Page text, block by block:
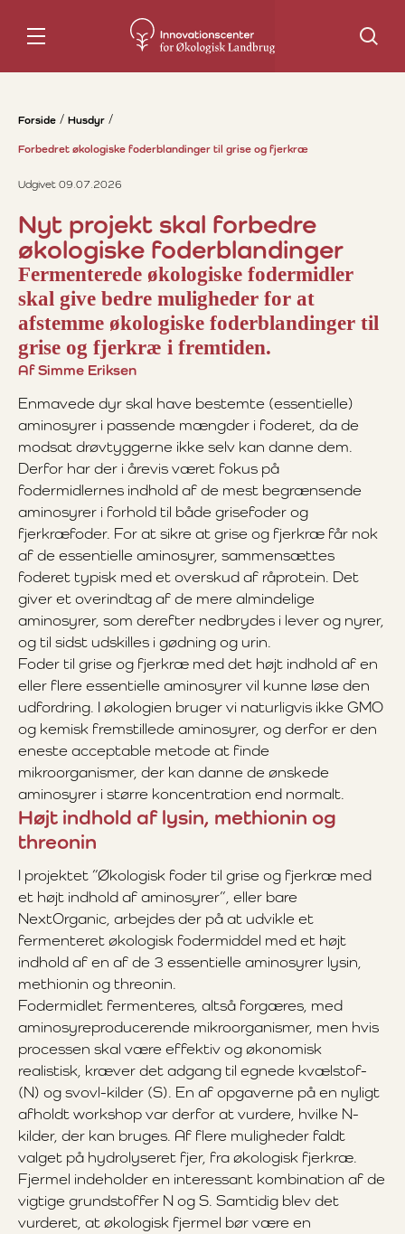
Søg
Forside Husdyr
Forbedret økologiske foderblandinger til grise og fjerkræ
Udgivet 09.07.2026
Nyt projekt skal forbedre
økologiske foderblandinger
Fermenterede økologiske fodermidler
skal give bedre muligheder for at
afstemme økologiske foderblandinger til
grise og fjerkræ i fremtiden.
Af Simme Eriksen
Enmavede dyr skal have bestemte (essentielle)
aminosyrer i passende mængder i foderet, da de
modsat drøvtyggerne ikke selv kan danne dem.
Derfor har der i årevis været fokus på
fodermidlernes indhold af de mest begrænsende
aminosyrer i forhold til både grisefoder og
fjerkræfoder. For at sikre at grise og fjerkræ får nok
af de essentielle aminosyrer, sammensættes
foderet typisk med et overskud af råprotein. Det
giver et overindtag af de mere almindelige
aminosyrer, som derefter nedbrydes i lever og nyrer,
og til sidst udskilles i gødning og urin.
Foder til grise og fjerkræ med det højt indhold af en
eller flere essentielle aminosyrer vil kunne løse den
udfordring. I økologien bruger vi naturligvis ikke GMO
og kemisk fremstillede aminosyrer, og derfor er den
eneste acceptable metode at finde
mikroorganismer, der kan danne de ønskede
aminosyrer i større koncentration end normalt.
Højt indhold af lysin, methionin og
threonin
I projektet ”Økologisk foder til grise og fjerkræ med
et højt indhold af aminosyrer”, eller bare
NextOrganic, arbejdes der på at udvikle et
fermenteret økologisk fodermiddel med et højt
indhold af en af de 3 essentielle aminosyrer lysin,
methionin og threonin.
Fodermidlet fermenteres, altså forgæres, med
aminosyreproducerende mikroorganismer, men hvis
processen skal være effektiv og økonomisk
realistisk, kræver det adgang til egnede kvælstof-
(N) og svovl-kilder (S). En af opgaverne på en nyligt
afholdt workshop var derfor at vurdere, hvilke N-
kilder, der kan bruges. Af flere muligheder faldt
valget på hydrolyseret fjer, fra økologisk fjerkræ.
Fjermel indeholder en interessant kombination af de
vigtige grundstoffer N og S. Samtidig blev det
vurderet, at økologisk fjermel bør være en